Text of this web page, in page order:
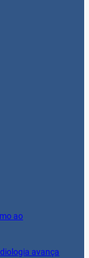
ao
avança